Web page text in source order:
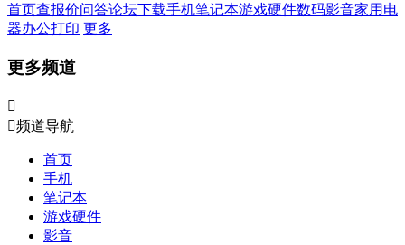
首页查报价问答论坛下载手机笔记本游戏硬件数码影音家用电
器办公打印 更多
更多频道

频道导航
首页
手机
笔记本
游戏硬件
影音